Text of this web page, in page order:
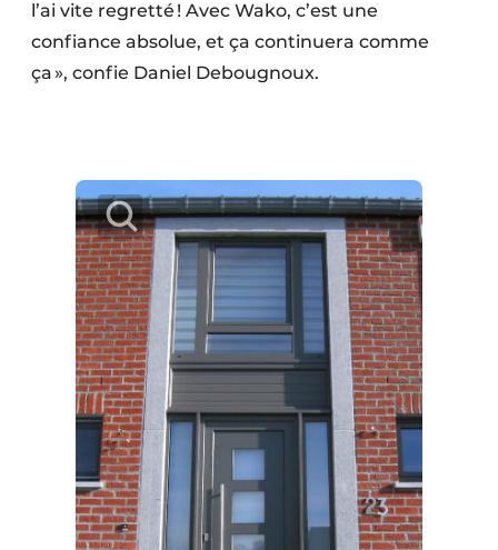
l’ai vite regretté ! Avec Wako, c’est une
confiance absolue, et ça continuera comme
ça », confie Daniel Debougnoux.